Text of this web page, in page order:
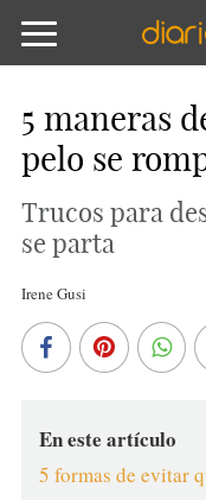
5 maneras
pelo se
Trucos para
se parta
Irene Gusi
En este artículo
5 formas de evitar